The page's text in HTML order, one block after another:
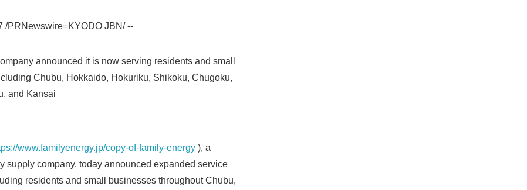
/PRNewswire=KYODO JBN/ --
announced it is now serving residents and small
Chubu, Hokkaido, Hokuriku, Shikoku, Chugoku,
and Kansai
www.familyenergy.jp/copy-of-family-energy), a
supply company, today announced expanded service
residents and small businesses throughout Chubu,